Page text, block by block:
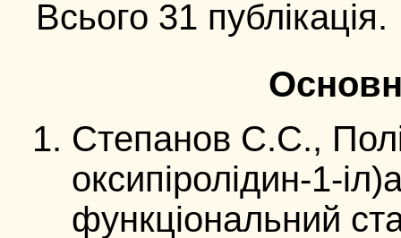
Всього 31 публікація.
Степанов С.С.,
оксипiролiдин-1-
функцiональний